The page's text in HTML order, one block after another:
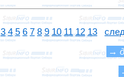
3 4 5 6 7 8 9 10 11 12 13
→